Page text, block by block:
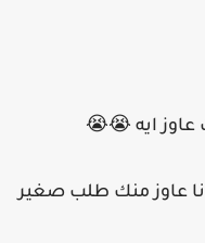
عاوز منك طلب صغير